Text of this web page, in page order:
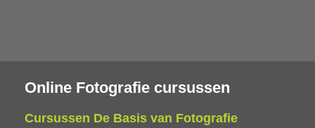
Online Fotografie cursussen
Cursussen De Basis van Fotografie